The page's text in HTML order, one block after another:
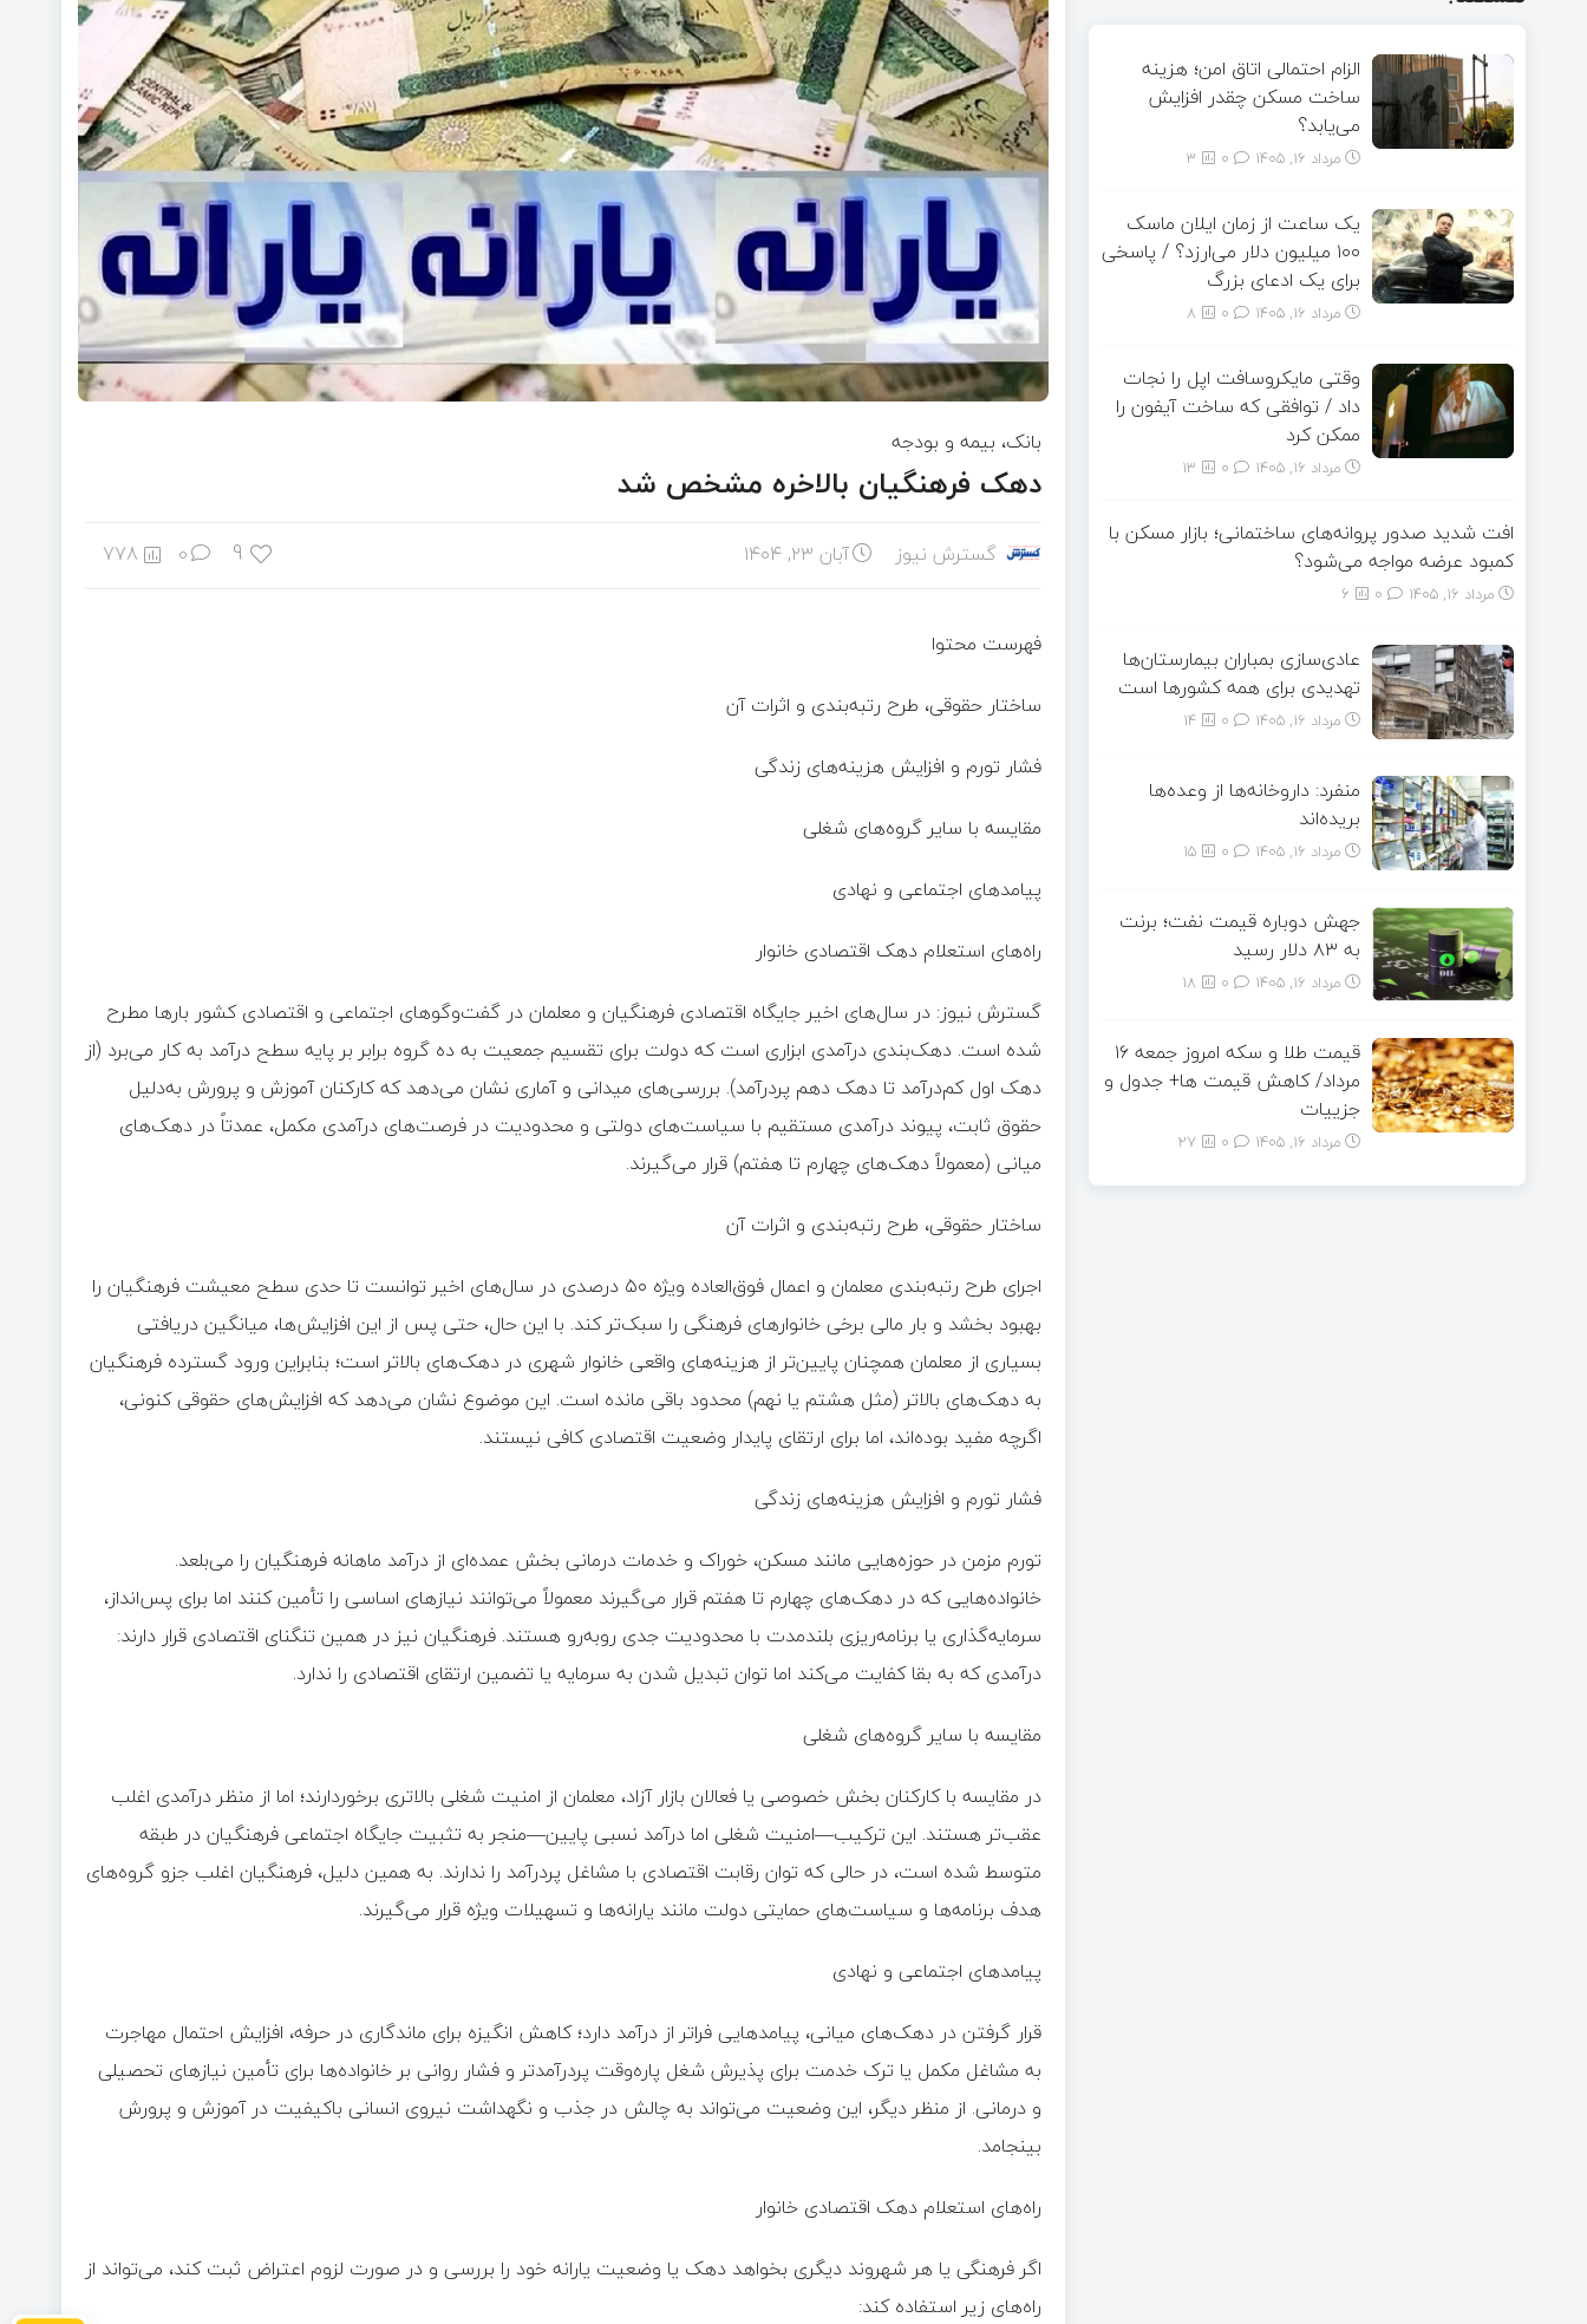
بانک، بیمه و بودجه
دهک فرهنگیان بالاخره مشخص شد
گسترش نیوز آبان ۲۳, ۱۴۰۴ 9
0
778
فهرست محتوا
ساختار حقوقی، طرح رتبه‌بندی و اثرات آن
فشار تورم و افزایش هزینه‌های زندگی
مقایسه با سایر گروه‌های شغلی
پیامدهای اجتماعی و نهادی
راه‌های استعلام دهک اقتصادی خانوار
گسترش نیوز: در سال‌های اخیر جایگاه اقتصادی فرهنگیان و معلمان در گفت‌وگوهای اجتماعی و اقتصادی کشور بارها مطرح
شده است. دهک‌بندی درآمدی ابزاری است که دولت برای تقسیم جمعیت به ده گروه برابر بر پایه سطح درآمد به کار می‌برد (از
دهک اول کم‌درآمد تا دهک دهم پردرآمد). بررسی‌های میدانی و آماری نشان می‌دهد که کارکنان آموزش و پرورش به‌دلیل
حقوق ثابت، پیوند درآمدی مستقیم با سیاست‌های دولتی و محدودیت در فرصت‌های درآمدی مکمل، عمدتاً در دهک‌های
میانی (معمولاً دهک‌های چهارم تا هفتم) قرار می‌گیرند.
ساختار حقوقی، طرح رتبه‌بندی و اثرات آن
اجرای طرح رتبه‌بندی معلمان و اعمال فوق‌العاده ویژه ۵۰ درصدی در سال‌های اخیر توانست تا حدی سطح معیشت فرهنگیان را
بهبود بخشد و بار مالی برخی خانوارهای فرهنگی را سبک‌تر کند. با این حال، حتی پس از این افزایش‌ها، میانگین دریافتی
بسیاری از معلمان همچنان پایین‌تر از هزینه‌های واقعی خانوار شهری در دهک‌های بالاتر است؛ بنابراین ورود گسترده فرهنگیان
به دهک‌های بالاتر (مثل هشتم یا نهم) محدود باقی مانده است. این موضوع نشان می‌دهد که افزایش‌های حقوقی کنونی،
اگرچه مفید بوده‌اند، اما برای ارتقای پایدار وضعیت اقتصادی کافی نیستند.
فشار تورم و افزایش هزینه‌های زندگی
تورم مزمن در حوزه‌هایی مانند مسکن، خوراک و خدمات درمانی بخش عمده‌ای از درآمد ماهانه فرهنگیان را می‌بلعد.
خانواده‌هایی که در دهک‌های چهارم تا هفتم قرار می‌گیرند معمولاً می‌توانند نیازهای اساسی را تأمین کنند اما برای پس‌انداز،
سرمایه‌گذاری یا برنامه‌ریزی بلندمدت با محدودیت جدی روبه‌رو هستند. فرهنگیان نیز در همین تنگنای اقتصادی قرار دارند:
درآمدی که به بقا کفایت می‌کند اما توان تبدیل شدن به سرمایه یا تضمین ارتقای اقتصادی را ندارد.
مقایسه با سایر گروه‌های شغلی
در مقایسه با کارکنان بخش خصوصی یا فعالان بازار آزاد، معلمان از امنیت شغلی بالاتری برخوردارند؛ اما از منظر درآمدی اغلب
عقب‌تر هستند. این ترکیب—امنیت شغلی اما درآمد نسبی پایین—منجر به تثبیت جایگاه اجتماعی فرهنگیان در طبقه
متوسط شده است، در حالی که توان رقابت اقتصادی با مشاغل پردرآمد را ندارند. به همین دلیل، فرهنگیان اغلب جزو گروه‌های
هدف برنامه‌ها و سیاست‌های حمایتی دولت مانند یارانه‌ها و تسهیلات ویژه قرار می‌گیرند.
پیامدهای اجتماعی و نهادی
قرار گرفتن در دهک‌های میانی، پیامدهایی فراتر از درآمد دارد؛ کاهش انگیزه برای ماندگاری در حرفه، افزایش احتمال مهاجرت
به مشاغل مکمل یا ترک خدمت برای پذیرش شغل پاره‌وقت پردرآمدتر و فشار روانی بر خانواده‌ها برای تأمین نیازهای تحصیلی
و درمانی. از منظر دیگر، این وضعیت می‌تواند به چالش در جذب و نگهداشت نیروی انسانی باکیفیت در آموزش و پرورش
بینجامد.
راه‌های استعلام دهک اقتصادی خانوار
اگر فرهنگی یا هر شهروند دیگری بخواهد دهک یا وضعیت یارانه خود را بررسی و در صورت لزوم اعتراض ثبت کند، می‌تواند از
راه‌های زیر استفاده کند:
الزام احتمالی اتاق امن؛ هزینه
ساخت مسکن چقدر افزایش
می‌یابد؟
مرداد ۱۶, ۱۴۰۵ 3
یک ساعت از زمان ایلان ماسک
۱۰۰ میلیون دلار می‌ارزد؟ / پاسخی
برای یک ادعای بزرگ
مرداد ۱۶, ۱۴۰۵ 8
وقتی مایکروسافت اپل را نجات
داد / توافقی که ساخت آیفون را
ممکن کرد
مرداد ۱۶, ۱۴۰۵ 13
افت شدید صدور پروانه‌های ساختمانی؛ بازار مسکن با
کمبود عرضه مواجه می‌شود؟
مرداد ۱۶, ۱۴۰۵ 6
عادی‌سازی بمباران بیمارستان‌ها
تهدیدی برای همه کشورها است
مرداد ۱۶, ۱۴۰۵ 14
منفرد: داروخانه‌ها از وعده‌ها
بریده‌اند
مرداد ۱۶, ۱۴۰۵ 15
جهش دوباره قیمت نفت؛ برنت
به ۸۳ دلار رسید
مرداد ۱۶, ۱۴۰۵ 18
قیمت طلا و سکه امروز جمعه ۱۶
مرداد/ کاهش قیمت ها+ جدول و
جزییات
مرداد ۱۶, ۱۴۰۵ 27